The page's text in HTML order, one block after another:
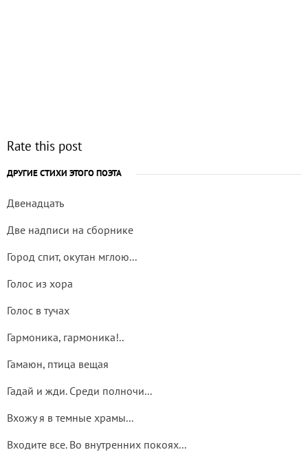
Rate this post
ДРУГИЕ СТИХИ ЭТОГО ПОЭТА
Двенадцать
Две надписи на сборнике
Город спит, окутан мглою...
Голос из хора
Голос в тучах
Гармоника, гармоника!..
Гамаюн, птица вещая
Гадай и жди. Среди полночи...
Вхожу я в темные храмы...
Входите все. Во внутренних покоях...